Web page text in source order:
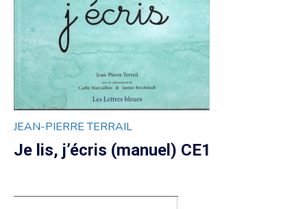
JEAN-PIERRE TERRAIL
Je lis, j’écris (manuel) CE1